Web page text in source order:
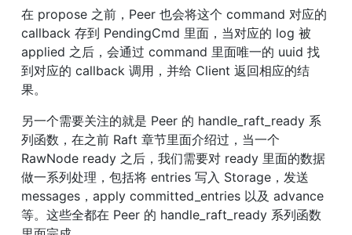
在 propose 之前，Peer 也会将这个 command 对应的
callback 存到 PendingCmd 里面，当对应的 log 被
applied 之后，会通过 command 里面唯一的 uuid 找
到对应的 callback 调用，并给 Client 返回相应的结
果。
另一个需要关注的就是 Peer 的 handle_raft_ready 系
列函数，在之前 Raft 章节里面介绍过，当一个
RawNode ready 之后，我们需要对 ready 里面的数据
做一系列处理，包括将 entries 写入 Storage，发送
messages，apply committed_entries 以及 advance
等。这些全都在 Peer 的 handle_raft_ready 系列函数